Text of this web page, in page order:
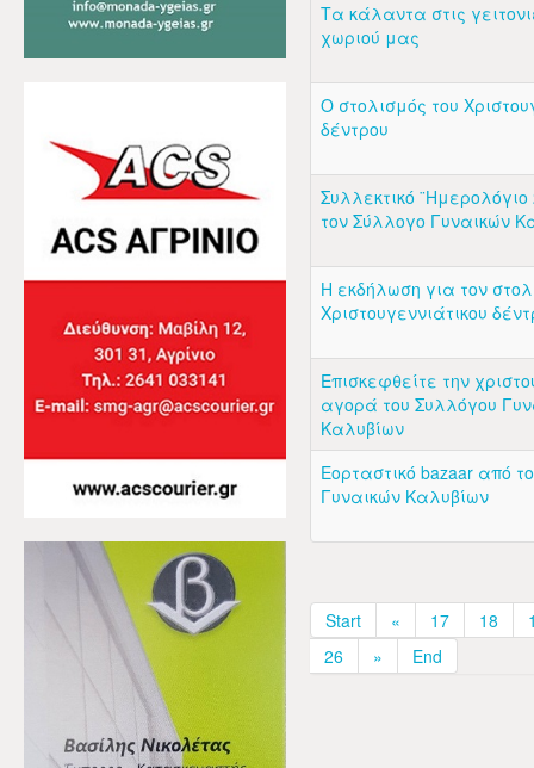
Τα κάλαντα στις
χωριού μας
Ο στολισμός του
δέντρου
Συλλεκτικό ¨Ημερολόγιο
τον Σύλλογο Γυναικών
Η εκδήλωση για τον
Χριστουγεννιάτικου
Επισκεφθείτε την
αγορά του Συλλόγου
Καλυβίων
Εορταστικό bazaar από
Γυναικών Καλυβίων
Start « 17 18
26
» End